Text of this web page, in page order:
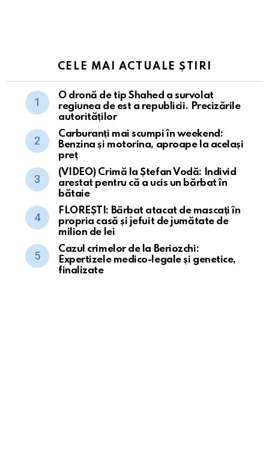
CELE MAI ACTUALE ȘTIRI
O dronă de tip Shahed a survolat
regiunea de est a republicii. Precizările
autorităților
Carburanți mai scumpi în weekend:
Benzina și motorina, aproape la același
preț
(VIDEO) Crimă la Ștefan Vodă: Individ
arestat pentru că a ucis un bărbat în
bătaie
FLOREȘTI: Bărbat atacat de mascați în
propria casă și jefuit de jumătate de
milion de lei
Cazul crimelor de la Beriozchi:
Expertizele medico-legale și genetice,
finalizate